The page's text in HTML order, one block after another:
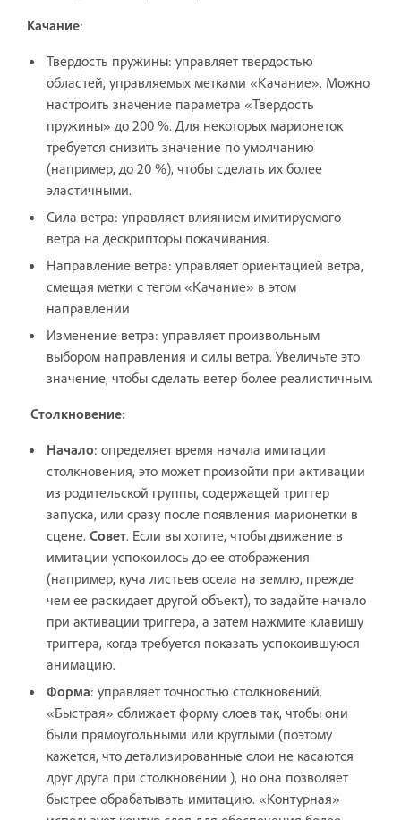
Качание:
Твердость пружины: управляет твердостью
областей, управляемых метками «Качание». Можно
настроить значение параметра «Твердость
пружины» до 200 %. Для некоторых марионеток
требуется снизить значение по умолчанию
(например, до 20 %), чтобы сделать их более
эластичными.
Сила ветра: управляет влиянием имитируемого
ветра на дескрипторы покачивания.
Направление ветра: управляет ориентацией ветра,
смещая метки с тегом «Качание» в этом
направлении
Изменение ветра: управляет произвольным
выбором направления и силы ветра. Увеличьте это
значение, чтобы сделать ветер более реалистичным.
Столкновение:
Начало: определяет время начала имитации
столкновения, это может произойти при активации
из родительской группы, содержащей триггер
запуска, или сразу после появления марионетки в
сцене. Совет. Если вы хотите, чтобы движение в
имитации успокоилось до ее отображения
(например, куча листьев осела на землю, прежде
чем ее раскидает другой объект), то задайте начало
при активации триггера, а затем нажмите клавишу
триггера, когда требуется показать успокоившуюся
анимацию.
Форма: управляет точностью столкновений.
«Быстрая» сближает форму слоев так, чтобы они
были прямоугольными или круглыми (поэтому
кажется, что детализированные слои не касаются
друг друга при столкновении ), но она позволяет
быстрее обрабатывать имитацию. «Контурная»